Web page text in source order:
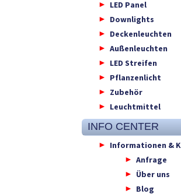
LED Panel
Downlights
Deckenleuchten
Außenleuchten
LED Streifen
Pflanzenlicht
Zubehör
Leuchtmittel
INFO CENTER
Informationen &
Anfrage
Über uns
Blog